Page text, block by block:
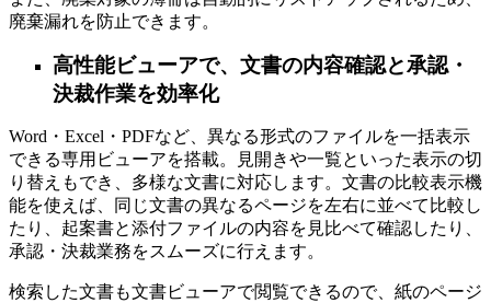
廃棄漏れを防止できます。
高性能ビューアで、文書の内容確認と承認・
決裁作業を効率化
Word・Excel・PDFなど、異なる形式のファイルを一括表示
できる専用ビューアを搭載。見開きや一覧といった表示の切
り替えもでき、多様な文書に対応します。文書の比較表示機
能を使えば、同じ文書の異なるページを左右に並べて比較し
たり、起案書と添付ファイルの内容を見比べて確認したり、
承認・決裁業務をスムーズに行えます。
検索した文書も文書ビューアで閲覧できるので、紙のページ